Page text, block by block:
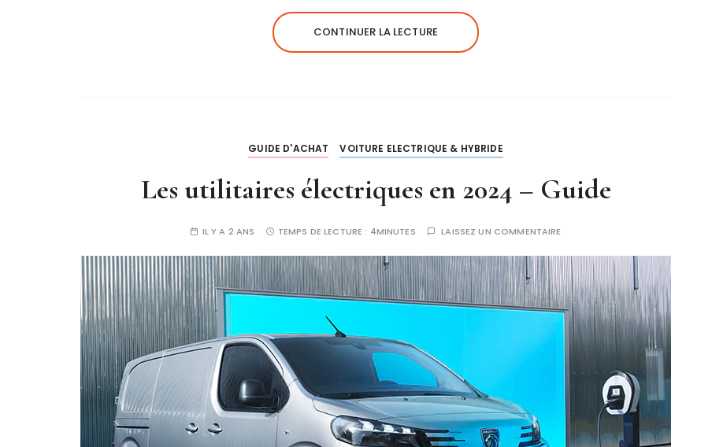
CONTINUER LA LECTURE
GUIDE D'ACHAT VOITURE ELECTRIQUE & HYBRIDE
Les utilitaires électriques en 2024 – Guide
IL Y A 2 ANS TEMPS DE LECTURE : 4MINUTES LAISSEZ UN COMMENTAIRE